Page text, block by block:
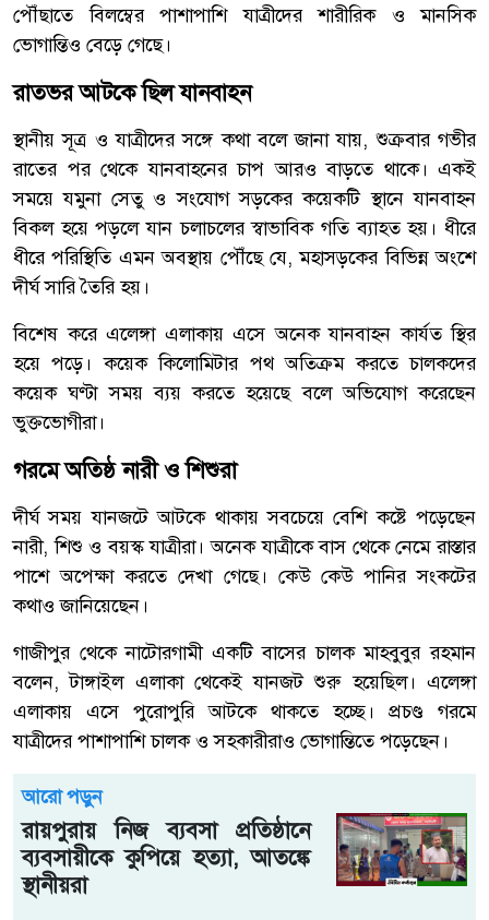
পৌঁছাতে বিলম্বের পাশাপাশি যাত্রীদের শারীরিক ও মানসিক
ভোগান্তিও বেড়ে গেছে।
রাতভর আটকে ছিল যানবাহন
স্থানীয় সূত্র ও যাত্রীদের সঙ্গে কথা বলে জানা যায়, শুক্রবার গভীর
রাতের পর থেকে যানবাহনের চাপ আরও বাড়তে থাকে। একই
সময়ে যমুনা সেতু ও সংযোগ সড়কের কয়েকটি স্থানে যানবাহন
বিকল হয়ে পড়লে যান চলাচলের স্বাভাবিক গতি ব্যাহত হয়। ধীরে
ধীরে পরিস্থিতি এমন অবস্থায় পৌঁছে যে, মহাসড়কের বিভিন্ন অংশে
দীর্ঘ সারি তৈরি হয়।
বিশেষ করে এলেঙ্গা এলাকায় এসে অনেক যানবাহন কার্যত স্থির
হয়ে পড়ে। কয়েক কিলোমিটার পথ অতিক্রম করতে চালকদের
কয়েক ঘণ্টা সময় ব্যয় করতে হয়েছে বলে অভিযোগ করেছেন
ভুক্তভোগীরা।
গরমে অতিষ্ঠ নারী ও শিশুরা
দীর্ঘ সময় যানজটে আটকে থাকায় সবচেয়ে বেশি কষ্টে পড়েছেন
নারী, শিশু ও বয়স্ক যাত্রীরা। অনেক যাত্রীকে বাস থেকে নেমে রাস্তার
পাশে অপেক্ষা করতে দেখা গেছে। কেউ কেউ পানির সংকটের
কথাও জানিয়েছেন।
গাজীপুর থেকে নাটোরগামী একটি বাসের চালক মাহবুবুর রহমান
বলেন, টাঙ্গাইল এলাকা থেকেই যানজট শুরু হয়েছিল। এলেঙ্গা
এলাকায় এসে পুরোপুরি আটকে থাকতে হচ্ছে। প্রচণ্ড গরমে
যাত্রীদের পাশাপাশি চালক ও সহকারীরাও ভোগান্তিতে পড়েছেন।
আরো পড়ুন
রায়পুরায় নিজ ব্যবসা প্রতিষ্ঠানে
ব্যবসায়ীকে কুপিয়ে হত্যা, আতঙ্কে
স্থানীয়রা